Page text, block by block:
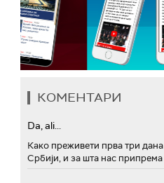
КОМЕНТАРИ
Da, ali...
Како преживети прва три
Србији, и за шта нас